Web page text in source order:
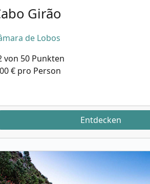
Girão
de Lobos
von 50 Punkten
€ pro Person
Entdecken